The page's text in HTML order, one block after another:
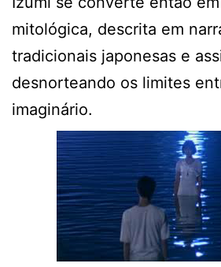
mitológica, descrita em
tradicionais japonesas e
desnorteando os limites
imaginário.